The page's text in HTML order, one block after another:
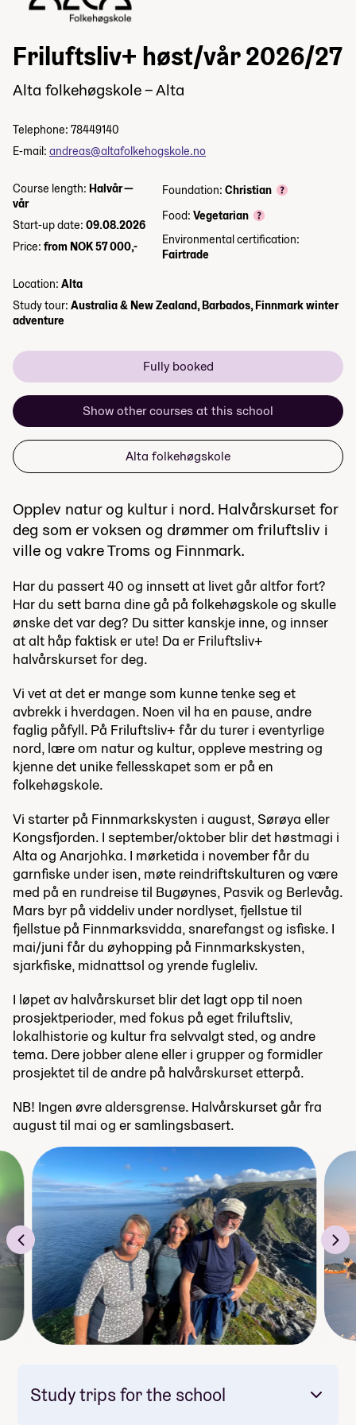
Friluftsliv+ høst/vår 2026/27
Alta folkehøgskole – Alta
Telephone: 78449140
E-mail: andreas@altafolkehogskole.no
Course length: Halvår —
vår
Start-up date: 09.08.2026
Price: from NOK 57 000,-
Foundation:Christian
Food:Vegetarian
Environmental certification:
Fairtrade
Location: Alta
Study tour: Australia & New Zealand, Barbados, Finnmark winter
adventure
Fully booked
Show other courses at this school
Alta folkehøgskole
Opplev natur og kultur i nord. Halvårskurset for
deg som er voksen og drømmer om friluftsliv i
ville og vakre Troms og Finnmark.
Har du passert 40 og innsett at livet går altfor fort?
Har du sett barna dine gå på folkehøgskole og skulle
ønske det var deg? Du sitter kanskje inne, og innser
at alt håp faktisk er ute! Da er Friluftsliv+
halvårskurset for deg.
Vi vet at det er mange som kunne tenke seg et
avbrekk i hverdagen. Noen vil ha en pause, andre
faglig påfyll. På Friluftsliv+ får du turer i eventyrlige
nord, lære om natur og kultur, oppleve mestring og
kjenne det unike fellesskapet som er på en
folkehøgskole.
Vi starter på Finnmarkskysten i august, Sørøya eller
Kongsfjorden. I september/oktober blir det høstmagi i
Alta og Anarjohka. I mørketida i november får du
garnfiske under isen, møte reindriftskulturen og være
med på en rundreise til Bugøynes, Pasvik og Berlevåg.
Mars byr på viddeliv under nordlyset, fjellstue til
fjellstue på Finnmarksvidda, snarefangst og isfiske. I
mai/juni får du øyhopping på Finnmarkskysten,
sjarkfiske, midnattsol og yrende fugleliv.
I løpet av halvårskurset blir det lagt opp til noen
prosjektperioder, med fokus på eget friluftsliv,
lokalhistorie og kultur fra selvvalgt sted, og andre
tema. Dere jobber alene eller i grupper og formidler
prosjektet til de andre på halvårskurset etterpå.
NB! Ingen øvre aldersgrense. Halvårskurset går fra
august til mai og er samlingsbasert.
Study trips for the school